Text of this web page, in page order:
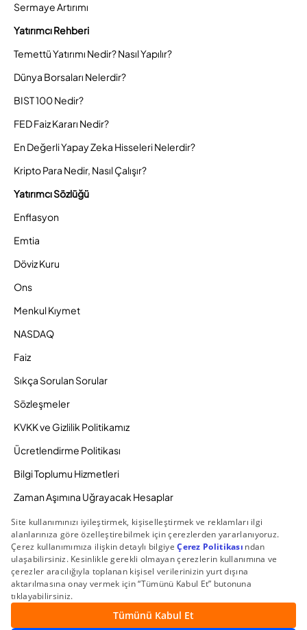
Sermaye Artırımı
Yatırımcı Rehberi
Temettü Yatırımı Nedir? Nasıl Yapılır?
Dünya Borsaları Nelerdir?
BIST 100 Nedir?
FED Faiz Kararı Nedir?
En Değerli Yapay Zeka Hisseleri Nelerdir?
Kripto Para Nedir, Nasıl Çalışır?
Yatırımcı Sözlüğü
Enflasyon
Emtia
Döviz Kuru
Ons
Menkul Kıymet
NASDAQ
Faiz
Sıkça Sorulan Sorular
Sözleşmeler
KVKK ve Gizlilik Politikamız
Ücretlendirme Politikası
Bilgi Toplumu Hizmetleri
Zaman Aşımına Uğrayacak Hesaplar
Duyurular ve Kampanyalar
© 2026 Gedik Yatırım Menkul Değerler AŞ. Tüm Hakları